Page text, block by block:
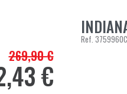
Prix de base
269,90 €
€
AJOUTER AU
Ref.